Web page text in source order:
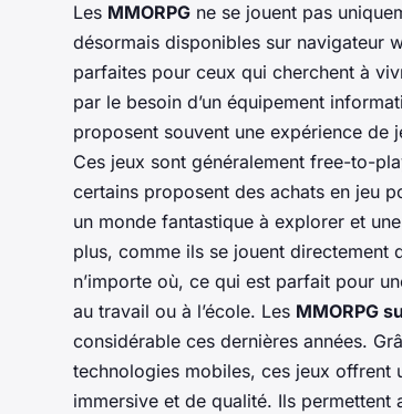
Les MMORPG ne se jouent pas
désormais disponibles sur navigateur
parfaites pour ceux qui cherchent à
par le besoin d’un équipement
proposent souvent une expérience de
Ces jeux sont généralement free-to-
certains proposent des achats en jeu
un monde fantastique à explorer et
plus, comme ils se jouent directement
n’importe où, ce qui est parfait pour
au travail ou à l’école. Les MMORPG
considérable ces dernières années.
technologies mobiles, ces jeux offrent
immersive et de qualité. Ils